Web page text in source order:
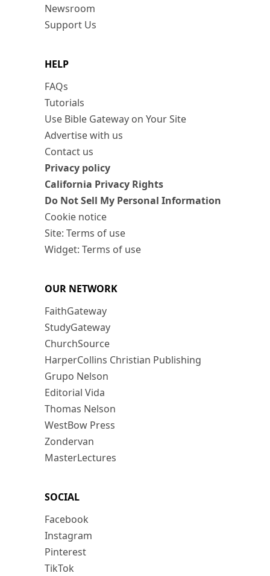
Newsroom
Support Us
HELP
FAQs
Tutorials
Use Bible Gateway on Your Site
Advertise with us
Contact us
Privacy policy
California Privacy Rights
Do Not Sell My Personal Information
Cookie notice
Site: Terms of use
Widget: Terms of use
OUR NETWORK
FaithGateway
StudyGateway
ChurchSource
HarperCollins Christian Publishing
Grupo Nelson
Editorial Vida
Thomas Nelson
WestBow Press
Zondervan
MasterLectures
SOCIAL
Facebook
Instagram
Pinterest
TikTok